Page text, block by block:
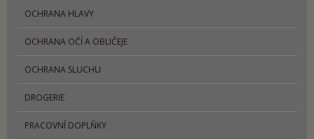
OCHRANA HLAVY
OCHRANA OČÍ A OBLIČEJE
OCHRANA SLUCHU
DROGERIE
PRACOVNÍ DOPLŇKY